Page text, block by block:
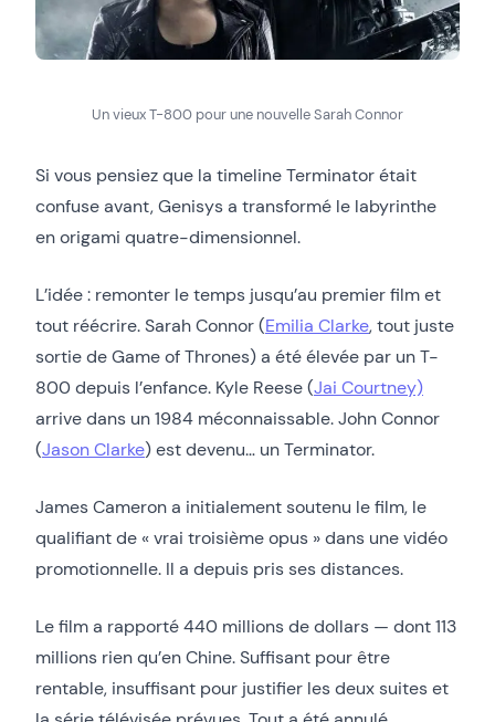
Un vieux T-800 pour une nouvelle Sarah Connor
Si vous pensiez que la timeline Terminator était
confuse avant, Genisys a transformé le labyrinthe
en origami quatre-dimensionnel.
L’idée : remonter le temps jusqu’au premier film et
tout réécrire. Sarah Connor (Emilia Clarke, tout juste
sortie de Game of Thrones) a été élevée par un T-
800 depuis l’enfance. Kyle Reese (Jai Courtney)
arrive dans un 1984 méconnaissable. John Connor
(Jason Clarke) est devenu… un Terminator.
James Cameron a initialement soutenu le film, le
qualifiant de « vrai troisième opus » dans une vidéo
promotionnelle. Il a depuis pris ses distances.
Le film a rapporté 440 millions de dollars — dont 113
millions rien qu’en Chine. Suffisant pour être
rentable, insuffisant pour justifier les deux suites et